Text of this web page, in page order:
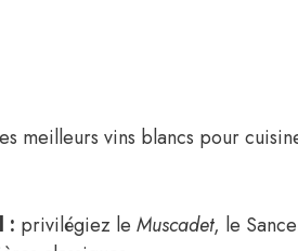
meilleurs vins blancs pour
: privilégiez le Muscadet, le